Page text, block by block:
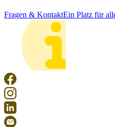
Fragen & KontaktEin Platz für